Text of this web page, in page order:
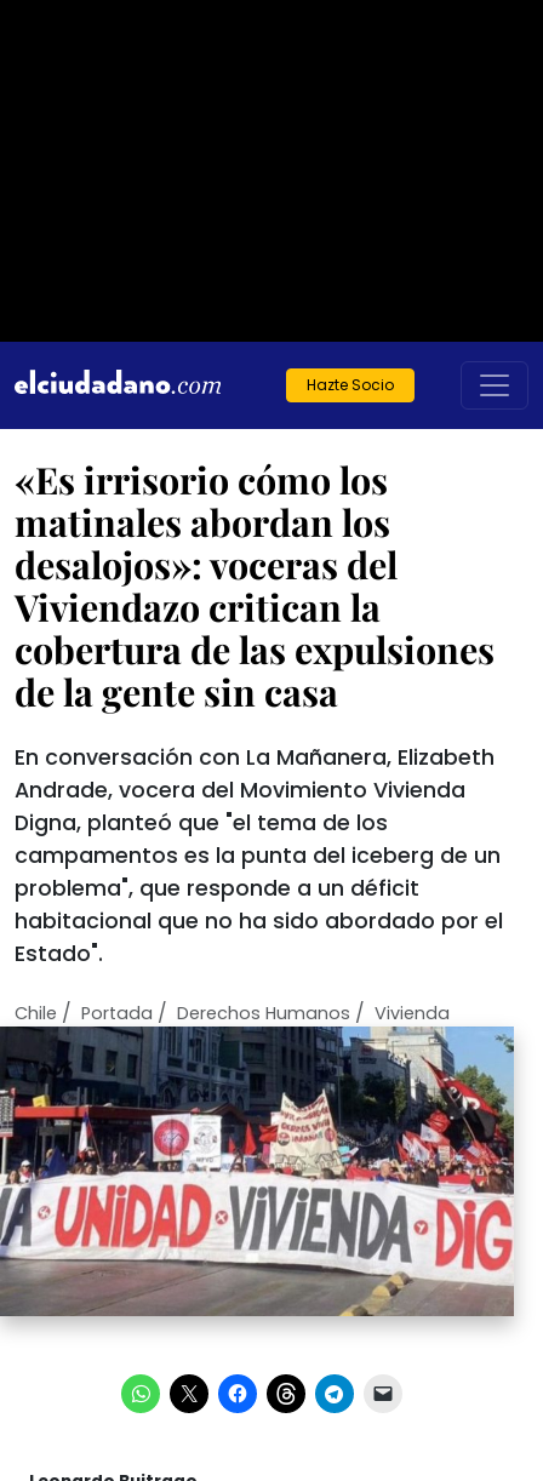
Hazte Socio
«Es irrisorio cómo los
matinales abordan los
desalojos»: voceras del
Viviendazo critican la
cobertura de las expulsiones
de la gente sin casa
En conversación con La Mañanera, Elizabeth
Andrade, vocera del Movimiento Vivienda
Digna, planteó que "el tema de los
campamentos es la punta del iceberg de un
problema", que responde a un déficit
habitacional que no ha sido abordado por el
Estado".
Chile / Portada / Derechos Humanos / Vivienda